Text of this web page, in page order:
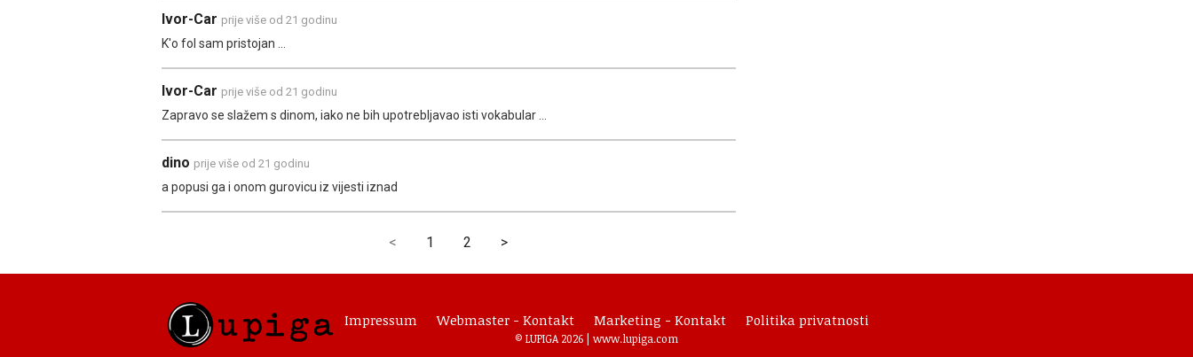
Ivor-Car prije više od 21 godinu
K'o fol sam pristojan ...
Ivor-Car prije više od 21 godinu
Zapravo se slažem s dinom, iako ne bih upotrebljavao isti vokabular ...
dino prije više od 21 godinu
a popusi ga i onom gurovicu iz vijesti iznad
< 1 2 >
Impressum Webmaster - Kontakt Marketing - Kontakt Politika privatnosti
© LUPIGA 2026 | www.lupiga.com